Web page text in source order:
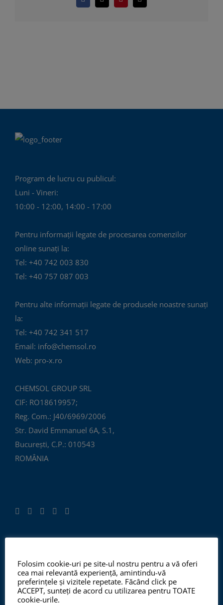
Facebook
X Pinterest
E-
mail:
Program de lucru cu publicul:
Luni - Vineri:
10:00 - 12:00, 14:00 - 17:00
Pentru informații legate de procesarea comenzilor
online sunați la:
Tel: +40 742 003 830
Tel: +40 757 087 003
Pentru alte informații legate de produsele noastre sunați
la:
Tel: +40 742 341 517
Email: info@chemsol.ro
Web: pro-x.ro
CHEMSOL GROUP SRL
CIF: RO18619957;
Reg. Com.: J40/6969/2006
Str. David Emmanuel 6A, S.1,
București, C.P.: 010543
ROMÂNIA
Începând cu anul 2012, ChemSol Group deține
Folosim cookie-uri pe site-ul nostru pentru a vă oferi
cea mai relevantă experiență, amintindu-vă
preferințele și vizitele repetate. Făcând click pe
ACCEPT, sunteți de acord cu utilizarea pentru TOATE
cookie-urile.